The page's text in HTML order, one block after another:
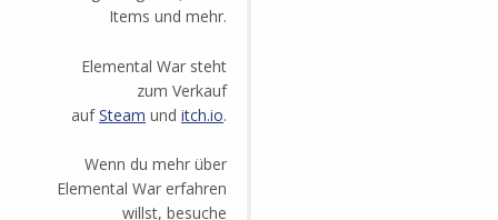
Items und mehr.
Elemental War steht
zum Verkauf
aufSteam und itch.io.
Wenn du mehr über
Elemental War erfahren
willst, besuche